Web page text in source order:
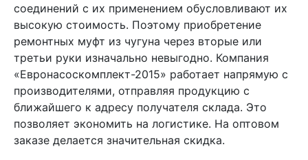
соединений с их применением обусловливают их
высокую стоимость. Поэтому приобретение
ремонтных муфт из чугуна через вторые или
третьи руки изначально невыгодно. Компания
«Евронасоскомплект-2015» работает напрямую с
производителями, отправляя продукцию с
ближайшего к адресу получателя склада. Это
позволяет экономить на логистике. На оптовом
заказе делается значительная скидка.